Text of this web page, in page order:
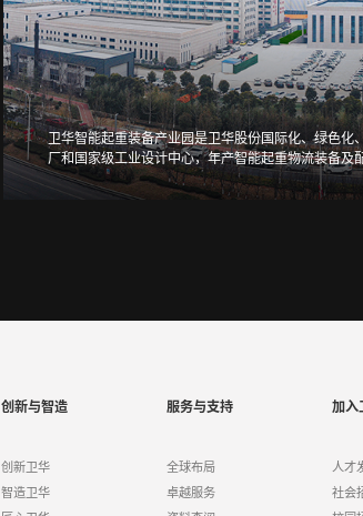
卫华智能起重装备产业园是卫华股份国际化、绿色
厂和国家级工业设计中心，年产智能起重物流装备及
创新与智造
创新卫华
智造卫华
服务与支持
全球布局
卓越服务
加入
人才
社会